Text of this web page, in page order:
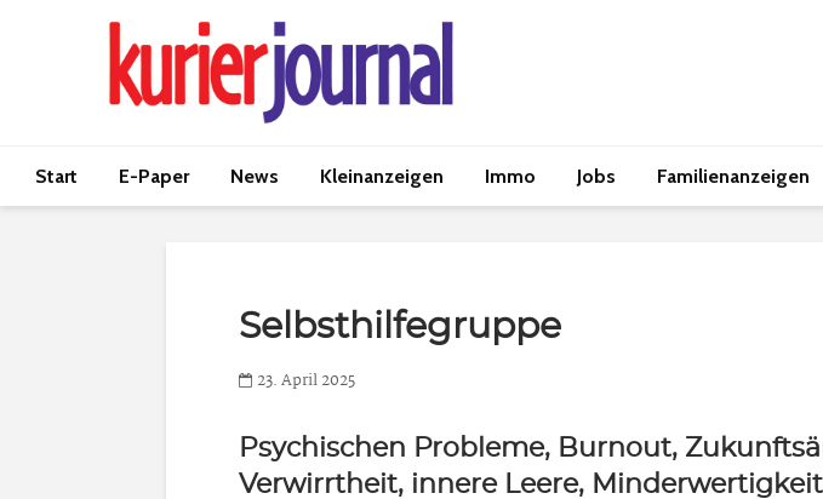
Start E-Paper News Kleinanzeigen Immo Jobs Familienanzeigen
Selbsthilfegruppe
23. April 2025
Psychischen Probleme, Burnout,
Verwirrtheit, innere Leere,